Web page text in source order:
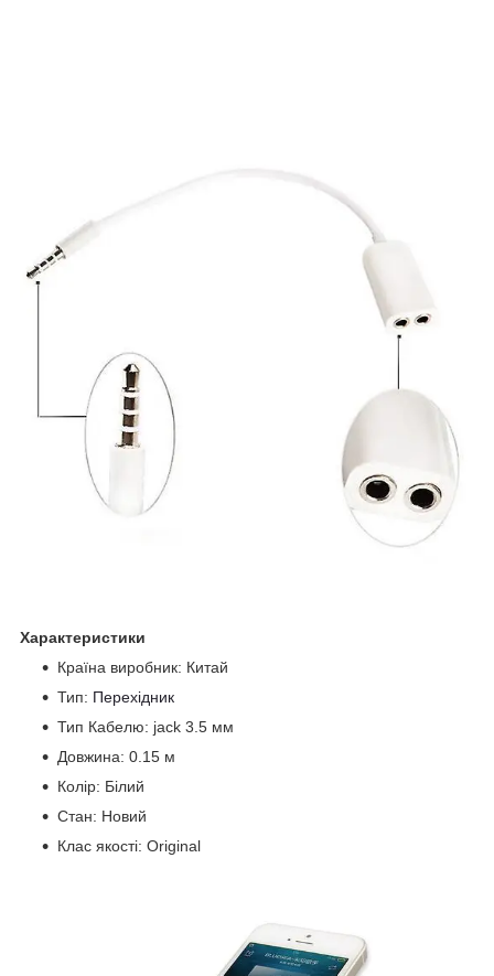
Характеристики
Країна виробник: Китай
Тип: Перехідник
Тип Кабелю: jack 3.5 мм
Довжина: 0.15 м
Колір: Білий
Стан: Новий
Клас якості: Original